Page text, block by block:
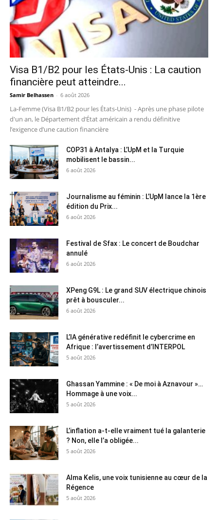
Visa B1/B2 pour les États-Unis : La caution
financière peut atteindre...
Samir Belhassen - 6 août 2026
La-Femme (Visa B1/B2 pour les États-Unis) - Après une phase pilote
d'un an, le Département d’État américain a rendu définitive
l’exigence d’une caution financière
COP31 à Antalya : L’UpM et la Turquie
mobilisent le bassin...
6 août 2026
Journalisme au féminin : L’UpM lance la 1ère
édition du Prix...
6 août 2026
Festival de Sfax : Le concert de Boudchar
annulé
6 août 2026
XPeng G9L : Le grand SUV électrique chinois
prêt à bousculer...
6 août 2026
L’IA générative redéfinit le cybercrime en
Afrique : l’avertissement d’INTERPOL
5 août 2026
Ghassan Yammine : « De moi à Aznavour »…
Hommage à une voix...
5 août 2026
L’inflation a-t-elle vraiment tué la galanterie
? Non, elle l’a obligée...
5 août 2026
Alma Kelis, une voix tunisienne au cœur de la
Régence
5 août 2026